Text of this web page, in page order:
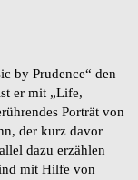
by Prudence“ den
er mit „Life,
Porträt von
der kurz davor
dazu erzählen
mit Hilfe von